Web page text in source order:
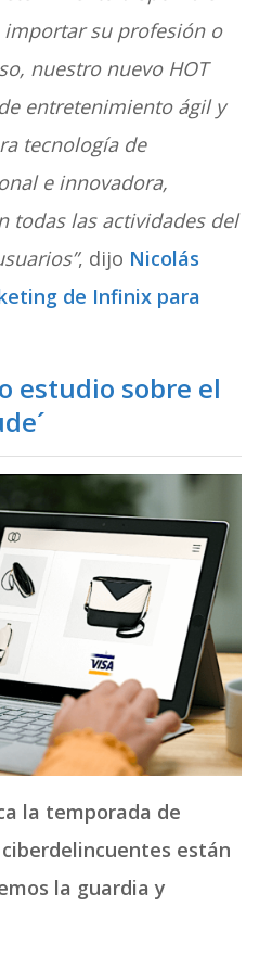
su profesión o
nuestro nuevo HOT
entretenimiento ágil y
tecnología de
e innovadora,
todas las actividades del
, dijo Nicolás
de Infinix para
estudio sobre el
la temporada de
están
la guardia y